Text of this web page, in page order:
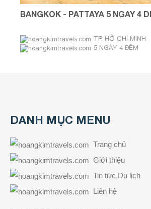
BANGKOK - PATTAYA 5 NGAY 4
TP. HỒ CHÍ MINH
5 NGÀY 4 ĐÊM
DANH MỤC MENU
Trang chủ
Giới thiệu
Tin tức Du lịch
Liên hệ